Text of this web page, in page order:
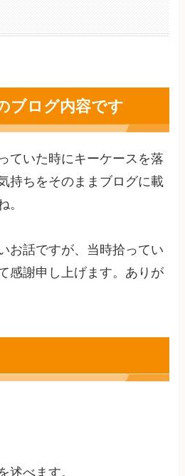
ブログ内容です
ていた時にキーケースを落
持ちをそのままブログに載
。
お話ですが、当時拾ってい
感謝申し上げます。ありが
述べます。